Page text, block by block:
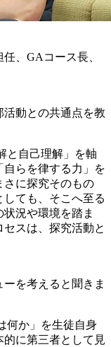
、GAコース長、
動との共通点を教
と自己理解」を軸
らを律する力」を
さに探究そのもの
ても、そこへ至る
況や環境を踏ま
スは、探究活動と
を考えると聞きま
何か」を生徒自身
に第三者として見